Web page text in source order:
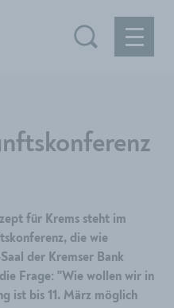
für Krems steht im
die wie
der Kremser Bank
Frage: "Wie wollen wir in
ist bis 11. März möglich